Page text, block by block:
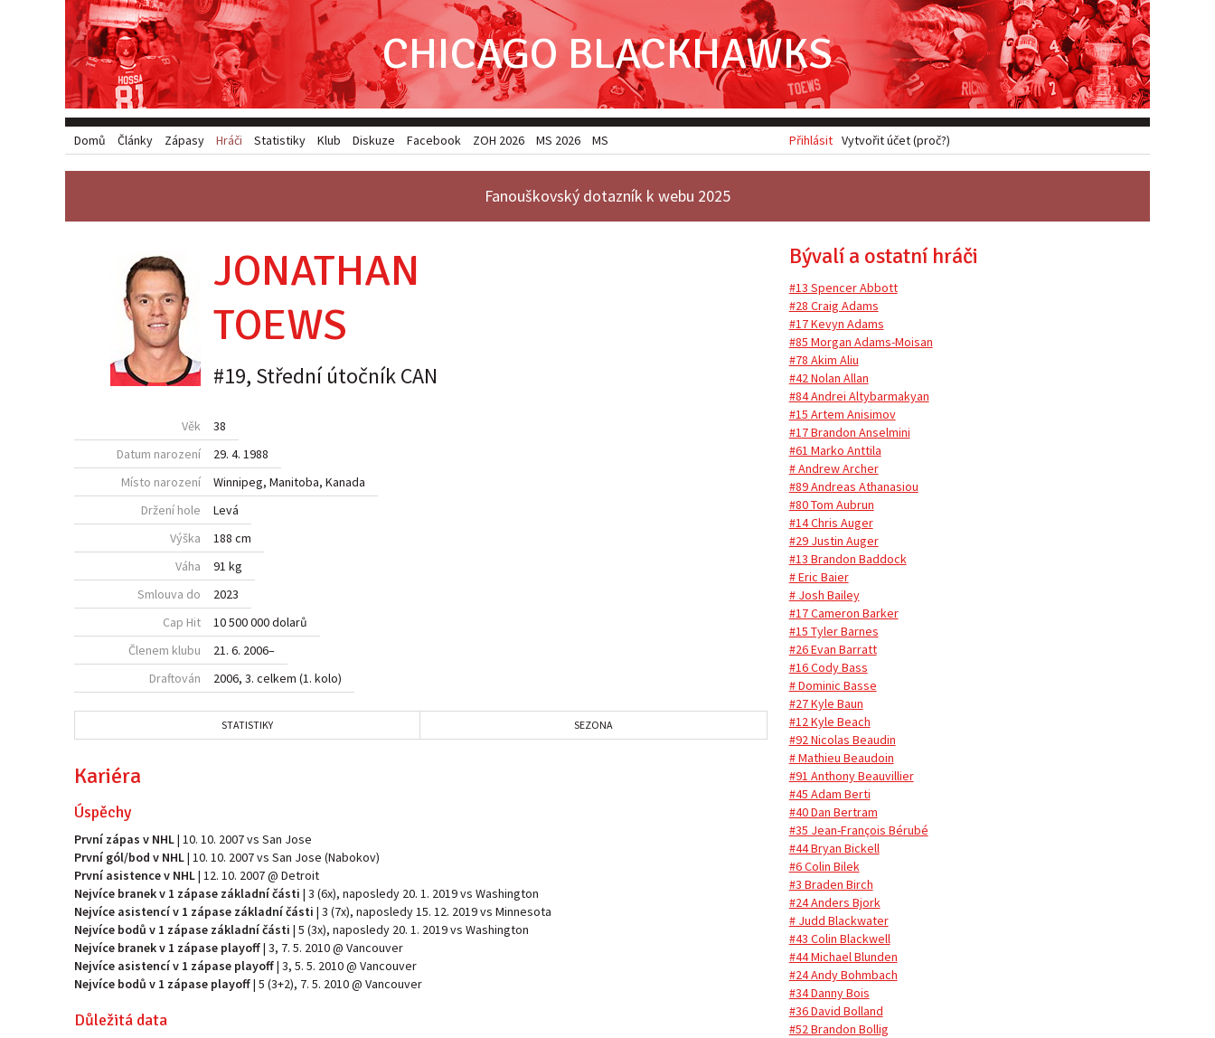
CHICAGO BLACKHAWKS
Přihlásit Vytvořit účet (proč?)
Fanouškovský dotazník k webu 2025
JONATHAN
TOEWS
#19, Střední útočníkCAN
Věk
38
Datum narození
29. 4. 1988
Místo narození
Winnipeg, Manitoba, Kanada
Držení hole
Levá
Výška
188 cm
Váha
91 kg
Smlouva do
2023
Cap Hit
10 500 000 dolarů
Členem klubu
21. 6. 2006–
Draftován
2006, 3. celkem (1. kolo)
STATISTIKY SEZONA
Kariéra
Úspěchy
První zápas v NHL| 10. 10. 2007 vs San Jose
První gól/bod v NHL| 10. 10. 2007 vs San Jose (Nabokov)
První asistence v NHL| 12. 10. 2007 @ Detroit
Nejvíce branek v 1 zápase základní části | 3 (6x), naposledy 20. 1. 2019 vs Washington
Nejvíce asistencí v 1 zápase základní části | 3 (7x), naposledy 15. 12. 2019 vs Minnesota
Nejvíce bodů v 1 zápase základní části | 5 (3x), naposledy 20. 1. 2019 vs Washington
Nejvíce branek v 1 zápase playoff| 3, 7. 5. 2010 @ Vancouver
Nejvíce asistencí v 1 zápase playoff| 3, 5. 5. 2010 @ Vancouver
Nejvíce bodů v 1 zápase playoff| 5 (3+2), 7. 5. 2010 @ Vancouver
Důležitá data
Bývalí a ostatní hráči
#13 Spencer Abbott
#28 Craig Adams
#17 Kevyn Adams
#85 Morgan Adams-Moisan
#78 Akim Aliu
#42 Nolan Allan
#84 Andrei Altybarmakyan
#15 Artem Anisimov
#17 Brandon Anselmini
#61 Marko Anttila
# Andrew Archer
#89 Andreas Athanasiou
#80 Tom Aubrun
#14 Chris Auger
#29 Justin Auger
#13 Brandon Baddock
# Eric Baier
# Josh Bailey
#17 Cameron Barker
#15 Tyler Barnes
#26 Evan Barratt
#16 Cody Bass
# Dominic Basse
#27 Kyle Baun
#12 Kyle Beach
#92 Nicolas Beaudin
# Mathieu Beaudoin
#91 Anthony Beauvillier
#45 Adam Berti
#40 Dan Bertram
#35 Jean-François Bérubé
#44 Bryan Bickell
#6 Colin Bilek
#3 Braden Birch
#24 Anders Bjork
# Judd Blackwater
#43 Colin Blackwell
#44 Michael Blunden
#24 Andy Bohmbach
#34 Danny Bois
#36 David Bolland
#52 Brandon Bollig
Domů Články Zápasy Hráči Statistiky Klub Diskuze Facebook ZOH 2026 MS 2026 MSJ 2026